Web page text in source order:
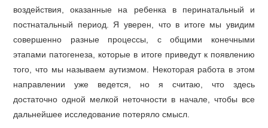
воздействия, оказанные на ребенка в перинатальный и
постнатальный период. Я уверен, что в итоге мы увидим
совершенно разные процессы, с общими конечными
этапами патогенеза, которые в итоге приведут к появлению
того, что мы называем аутизмом. Некоторая работа в этом
направлении уже ведется, но я считаю, что здесь
достаточно одной мелкой неточности в начале, чтобы все
дальнейшее исследование потеряло смысл.